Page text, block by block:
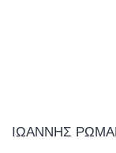
ΙΩΑΝΝΗΣ